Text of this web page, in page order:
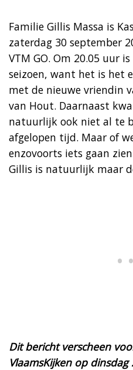
Familie Gillis Massa is
zaterdag 30 september
VTM GO. Om 20.05 uur
seizoen, want het is het
met de nieuwe vriendin
van Hout. Daarnaast
natuurlijk ook niet al te
afgelopen tijd. Maar of
enzovoorts iets gaan
Gillis is natuurlijk maar
Dit bericht verscheen
VlaamsKijken op